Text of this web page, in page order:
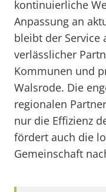
kontinuierliche
Anpassung an
bleibt der Service
verlässlicher
Kommunen und
Walsrode. Die
regionalen
nur die Effizienz
fördert auch die
Gemeinschaft